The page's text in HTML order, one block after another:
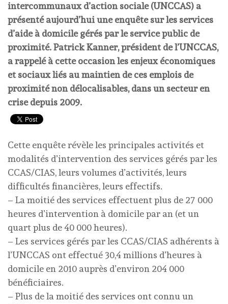
intercommunaux d’action sociale (UNCCAS) a
présenté aujourd’hui une enquête sur les services
d’aide à domicile gérés par le service public de
proximité. Patrick Kanner, président de l’UNCCAS,
a rappelé à cette occasion les enjeux économiques
et sociaux liés au maintien de ces emplois de
proximité non délocalisables, dans un secteur en
crise depuis 2009.
Cette enquête révèle les principales activités et
modalités d’intervention des services gérés par les
CCAS/CIAS, leurs volumes d’activités, leurs
difficultés financières, leurs effectifs.
– La moitié des services effectuent plus de 27 000
heures d’intervention à domicile par an (et un
quart plus de 40 000 heures).
– Les services gérés par les CCAS/CIAS adhérents à
l’UNCCAS ont effectué 30,4 millions d’heures à
domicile en 2010 auprès d’environ 204 000
bénéficiaires.
– Plus de la moitié des services ont connu un